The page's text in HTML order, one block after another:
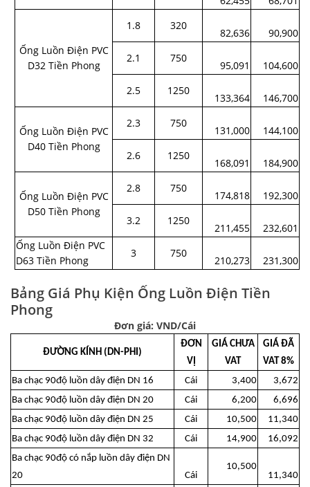
Ống Luồn Điện PVC
D32 Tiền Phong
1.8 320
82,636
90,900
2.1
750
95,091
104,600
2.5
1250
133,364 146,700
Ống Luồn Điện PVC
D40 Tiền Phong
2.3 750
131,000
144,100
2.6
1250
168,091 184,900
Ống Luồn Điện PVC
D50 Tiền Phong
2.8 750
174,818
192,300
3.2
1250
211,455
232,601
Ống Luồn Điện PVC
D63 Tiền Phong
3 750
210,273 231,300
Bảng Giá Phụ Kiện Ống Luồn Điện Tiền
Phong
Đơn giá: VND/Cái
ĐƯỜNG KÍNH (DN-PHI)
ĐƠN
VỊ
GIÁ CHƯA
VAT
GIÁ ĐÃ
VAT 8%
Ba chạc 90độ luồn dây điện DN 16
Cái 3,400
3,672
Ba chạc 90độ luồn dây điện DN 20
Cái 6,200
6,696
Ba chạc 90độ luồn dây điện DN 25
Cái 10,500
11,340
Ba chạc 90độ luồn dây điện DN 32
Cái 14,900
16,092
Ba chạc 90độ có nắp luồn dây điện DN
20
Cái
10,500
11,340